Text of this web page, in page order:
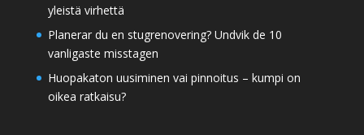
yleistä virhettä
Planerar du en stugrenovering? Undvik de 10
vanligaste misstagen
Huopakaton uusiminen vai pinnoitus – kumpi on
oikea ratkaisu?